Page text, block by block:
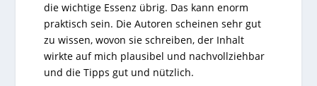
die wichtige Essenz übrig. Das kann enorm
praktisch sein. Die Autoren scheinen sehr gut
zu wissen, wovon sie schreiben, der Inhalt
wirkte auf mich plausibel und nachvollziehbar
und die Tipps gut und nützlich.